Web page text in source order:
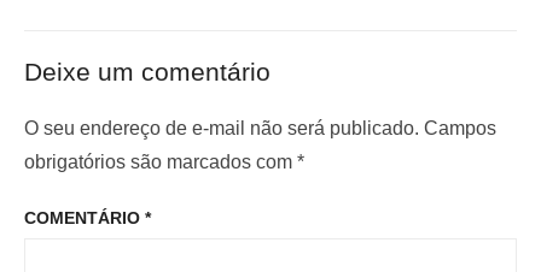
o
e
P
o
i
o
:
m
o
o
Deixe um comentário
O seu endereço de e-mail não será publicado. Campos
obrigatórios são marcados com *
COMENTÁRIO *